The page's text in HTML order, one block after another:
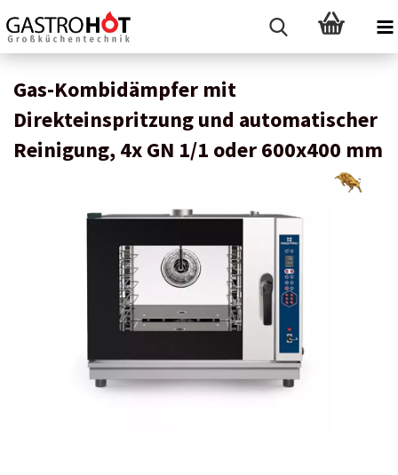
Gas-Kombidämpfer mit
Direkteinspritzung und automatischer
Reinigung, 4x GN 1/1 oder 600x400 mm